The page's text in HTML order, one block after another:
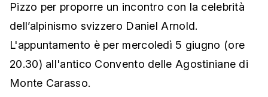
Pizzo per proporre un incontro con la celebrità
dell’alpinismo svizzero Daniel Arnold.
L'appuntamento è per mercoledì 5 giugno (ore
20.30) all'antico Convento delle Agostiniane di
Monte Carasso.